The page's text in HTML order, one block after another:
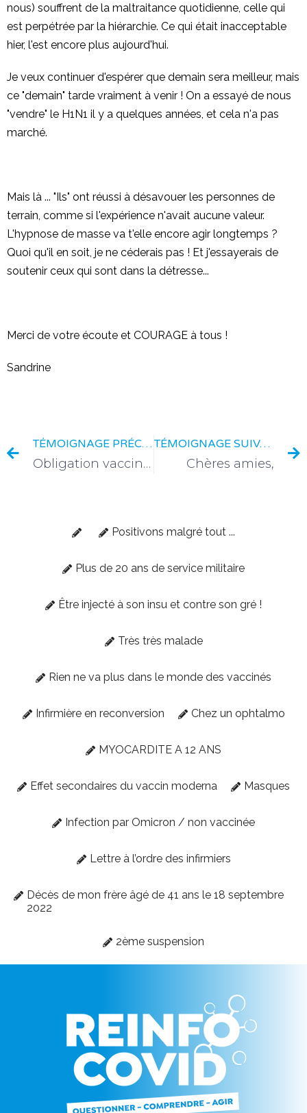
nous) souffrent de la maltraitance quotidienne, celle qui
est perpétrée par la hiérarchie. Ce qui était inacceptable
hier, l'est encore plus aujourd'hui.
Je veux continuer d'espérer que demain sera meilleur, mais
ce "demain" tarde vraiment à venir ! On a essayé de nous
"vendre" le H1N1 il y a quelques années, et cela n'a pas
marché.
Mais là ... "Ils" ont réussi à désavouer les personnes de
terrain, comme si l'expérience n'avait aucune valeur.
L'hypnose de masse va t'elle encore agir longtemps ?
Quoi qu'il en soit, je ne céderais pas ! Et j'essayerais de
soutenir ceux qui sont dans la détresse...
Merci de votre écoute et COURAGE à tous !
Sandrine
TÉMOIGNAGE PRÉCÉDENT
Obligation vaccinale en Belgique des soignants…actuellement
TÉMOIGNAGE SUIVANT
Chères amies,
Positivons malgré tout ...
Plus de 20 ans de service militaire
Être injecté à son insu et contre son gré !
Très très malade
Rien ne va plus dans le monde des vaccinés
Infirmière en reconversion Chez un ophtalmo
MYOCARDITE A 12 ANS
Effet secondaires du vaccin moderna Masques
Infection par Omicron / non vaccinée
Lettre à l’ordre des infirmiers
Décès de mon frère âgé de 41 ans le 18 septembre
2022
2ème suspension